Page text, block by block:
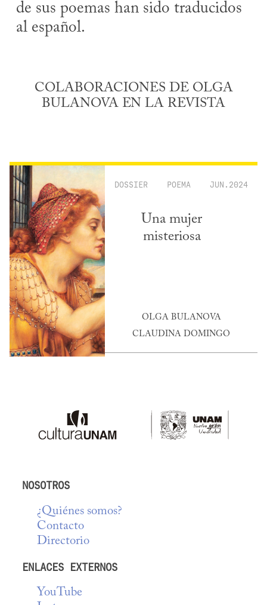
de sus poemas han sido traducidos
al español.
COLABORACIONES DE OLGA
BULANOVA EN LA REVISTA
DOSSIER POEMA JUN.2024
Una mujer
misteriosa
OLGA BULANOVA
CLAUDINA DOMINGO
NOSOTROS
¿Quiénes somos?
Contacto
Directorio
ENLACES EXTERNOS
YouTube